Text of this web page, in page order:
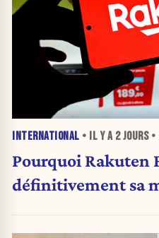
INTERNATIONAL • IL Y A 2 JOURS•
Pourquoi Rakuten
définitivement sa